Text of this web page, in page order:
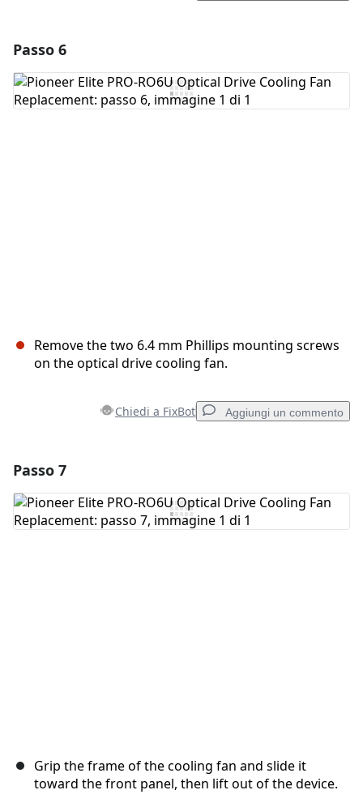
Aggiungi Commento
Passo 6
Remove the two 6.4 mm Phillips mounting screws
on the optical drive cooling fan.
Chiedi a FixBot Aggiungi un commento
Aggiungi Commento
Passo 7
Grip the frame of the cooling fan and slide it
toward the front panel, then lift out of the device.